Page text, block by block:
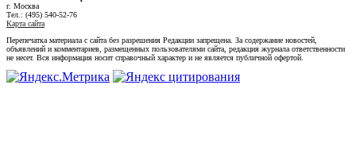
г. Москва
Тел.: (495) 540-52-76
Карта сайта
Перепечатка материала с сайта без разрешения Редакции запрещена. За содержание новостей,
объявлений и комментариев, размещенных пользователями сайта, редакция журнала ответственности
не несет. Вся информация носит справочный характер и не является публичной офертой.